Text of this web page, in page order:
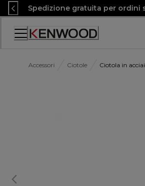
Skip
to
Content
Spedizione gratuita per ordini
Accessibility
Accessori Ciotole Ciotola in